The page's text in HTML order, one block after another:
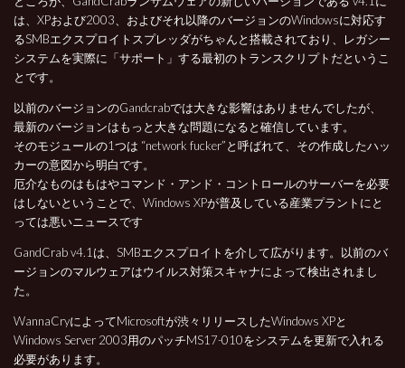
は、XPおよび2003、およびそれ以降のバージョンのWindowsに対応す
るSMBエクスプロイトスプレッダがちゃんと搭載されており、レガシー
システムを実際に「サポート」する最初のトランスクリプトだというこ
とです。
以前のバージョンのGandcrabでは大きな影響はありませんでしたが、
最新のバージョンはもっと大きな問題になると確信しています。
そのモジュールの1つは “network fucker”と呼ばれて、その作成したハッ
カーの意図から明白です。
厄介なものはもはやコマンド・アンド・コントロールのサーバーを必要
はしないということで、Windows XPが普及している産業プラントにと
っては悪いニュースです
GandCrab v4.1は、SMBエクスプロイトを介して広がります。 以前のバ
ージョンのマルウェアはウイルス対策スキャナによって検出されまし
た。
WannaCryによってMicrosoftが渋々リリースしたWindows XPと
Windows Server 2003用のパッチMS17-010をシステムを更新で入れる
必要があります。